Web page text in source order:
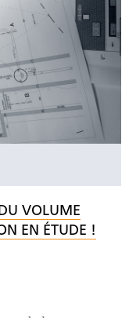
VOLUME
EN ÉTUDE !